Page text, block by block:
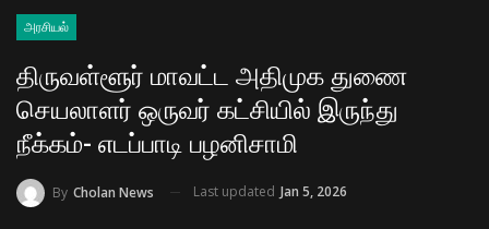
அரசியல்
திருவள்ளூர் மாவட்ட அதிமுக துணை
செயலாளர் ஒருவர் கட்சியில் இருந்து
நீக்கம்- எடப்பாடி பழனிசாமி
By Cholan News Last updated Jan 5, 2026